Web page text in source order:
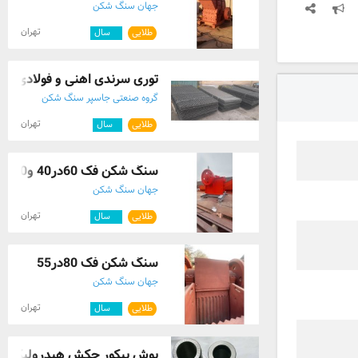
جهان سنگ شکن
طلایی سال تهران
توری سرندی اهنی و فولادی
گروه صنعتی جاسپر سنگ شکن
طلایی سال تهران
سنگ شکن فک 60در40 و80در55
جهان سنگ شکن
طلایی سال تهران
سنگ شکن فک 80در55
جهان سنگ شکن
طلایی سال تهران